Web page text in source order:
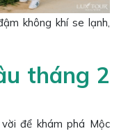
không khí se lạnh,
tháng 2
để khám phá Mộc